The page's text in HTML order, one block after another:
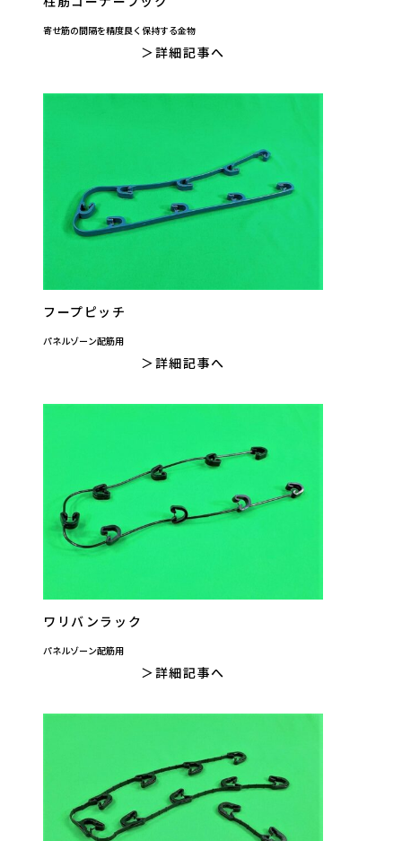
寄せ筋の間隔を精度良く保持する金物
詳細記事へ
フープピッチ
パネルゾーン配筋用
詳細記事へ
ワリバンラック
パネルゾーン配筋用
詳細記事へ